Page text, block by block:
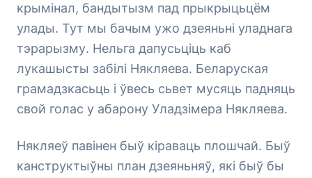
крымінал, бандытызм пад прыкрыцьцём
улады. Тут мы бачым ужо дзеяньні уладнага
тэрарызму. Нельга дапусьціць каб
лукашысты забілі Някляева. Беларуская
грамадзкасьць і ўвесь сьвет мусяць падняць
свой голас у абарону Уладзімера Някляева.
Някляеў павінен быў кіраваць плошчай. Быў
канструктыўны план дзеяньняў, які быў бы